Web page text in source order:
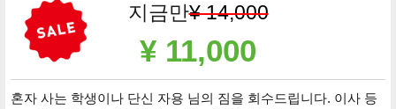
지금만¥ 14,000
¥ 11,000
혼자 사는 학생이나 단신 자용 님의 짐을 회수드립니다. 이사 등